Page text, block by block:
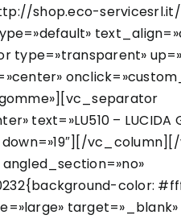
shop.eco-
text=»LU510 – LUCIDA
color:
target=»_blank»